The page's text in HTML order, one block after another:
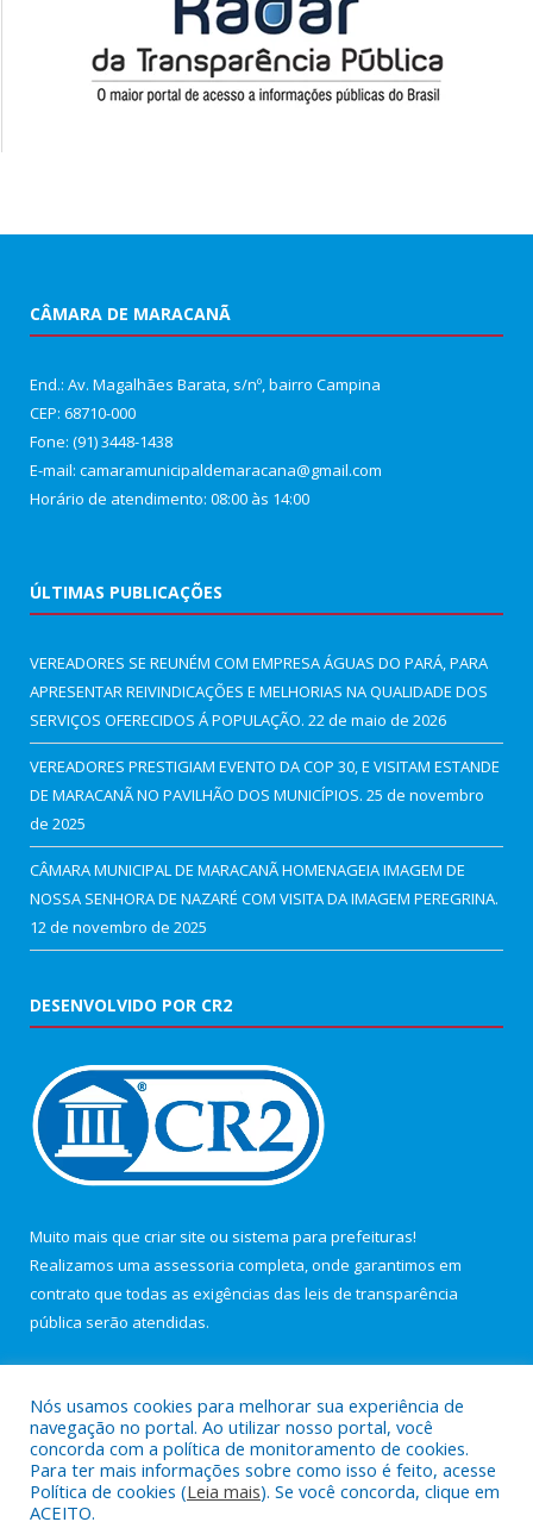
CÂMARA DE MARACANÃ
End.: Av. Magalhães Barata, s/nº, bairro Campina
CEP: 68710-000
Fone: (91) 3448-1438
E-mail: camaramunicipaldemaracana@gmail.com
Horário de atendimento: 08:00 às 14:00
ÚLTIMAS PUBLICAÇÕES
VEREADORES SE REUNÉM COM EMPRESA ÁGUAS DO PARÁ, PARA
APRESENTAR REIVINDICAÇÕES E MELHORIAS NA QUALIDADE DOS
SERVIÇOS OFERECIDOS Á POPULAÇÃO. 22 de maio de 2026
VEREADORES PRESTIGIAM EVENTO DA COP 30, E VISITAM ESTANDE
DE MARACANÃ NO PAVILHÃO DOS MUNICÍPIOS. 25 de novembro
de 2025
CÂMARA MUNICIPAL DE MARACANÃ HOMENAGEIA IMAGEM DE
NOSSA SENHORA DE NAZARÉ COM VISITA DA IMAGEM PEREGRINA.
12 de novembro de 2025
DESENVOLVIDO POR CR2
Muito mais que criar site ou sistema para prefeituras!
Realizamos uma assessoria completa, onde garantimos em
contrato que todas as exigências das leis de transparência
pública serão atendidas.
Todos os direitos reservados a Câmara Municipal de Maracanã.
Nós usamos cookies para melhorar sua experiência de
navegação no portal. Ao utilizar nosso portal, você
concorda com a política de monitoramento de cookies.
Para ter mais informações sobre como isso é feito, acesse
Política de cookies (Leia mais). Se você concorda, clique em
ACEITO.